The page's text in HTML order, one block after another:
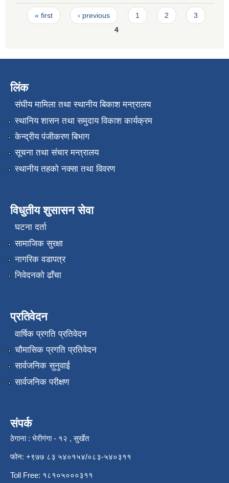
Pages
« first ‹ previous 1 2
3
4
लिंक
संघीय मामिला तथा स्थानीय बिकाश मन्त्रालय
स्थानिय शासन तथा समुदाय विकाश कार्यक्रम
केन्द्रीय पंजीकरण बिभाग
सूचना तथा संचार मन्त्रालय
स्थानीय तहको नक्सा तथा विवरण
विधुतीय शुसासन सेवा
घटना दर्ता
सामाजिक सुरक्षा
नागरिक वडापत्र
निवेदनको ढाँचा
प्रतिवेदन
वार्षिक प्रगति प्रतिवेदन
चौमासिक प्रगति प्रतिवेदन
सार्वजनिक सुनुवाई
सार्वजनिक परीक्षण
संपर्क
ठेगाना : भेरीगंगा - १२ , सुर्खेत
फोन: +९७७ ८३ ५४०१५४/०८३-५४०३११
Toll Free: १८१०५०००३११